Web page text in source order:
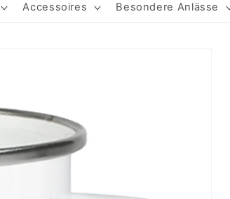
Accessoires Besondere Anlässe